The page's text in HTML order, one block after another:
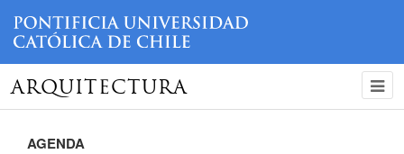
ARQUITECTURA
AGENDA